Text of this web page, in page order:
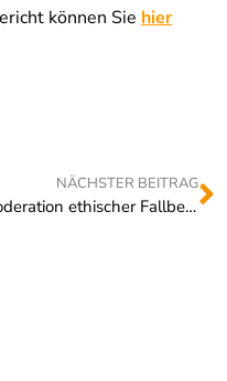
können Sie hier
NÄCHSTER BEITRAG
Moderation ethischer Fallbesprechungen. Fortbildungsangebot für Krankenhaus-Mitarbeitende.